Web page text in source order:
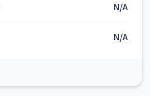
N/A
N/A